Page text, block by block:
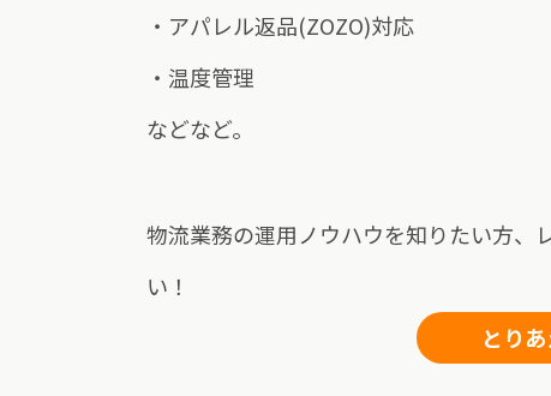
・アパレル返品(ZOZO)対応
・温度管理
などなど。
物流業務の運用ノウハウを知りたい方、
い！
とり